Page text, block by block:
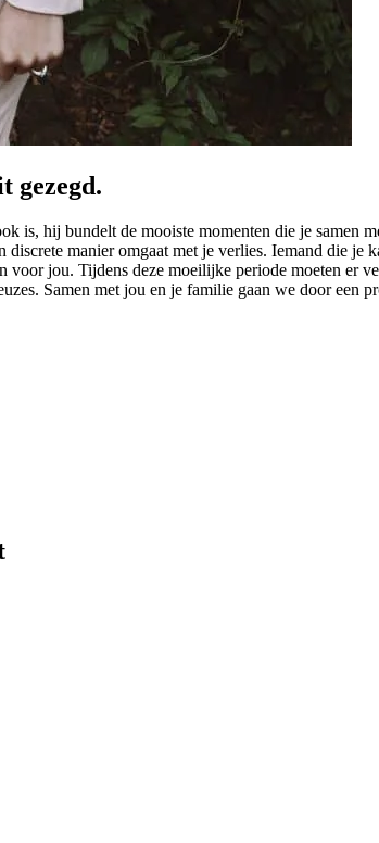
gezegd.
is, hij bundelt de mooiste momenten die je samen
manier omgaat met je verlies. Iemand die
jou. Tijdens deze moeilijke periode moeten er
Samen met jou en je familie gaan we door een